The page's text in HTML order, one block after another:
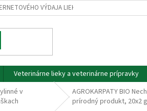
VÝDAJA LIEKOV A ZDRAVOTNÍCKYCH
Veterinárne lieky a veterinárne prípravky
v
AGROKARPATY BIO
prírodný produkt, 20x2